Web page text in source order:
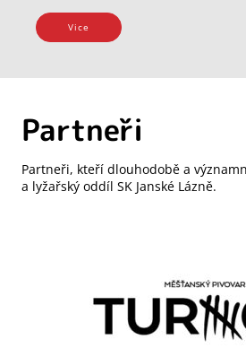
Vice
Partneři
Partneři, kteří dlouhodobě a
a lyžařský oddíl SK Janské Lázně.